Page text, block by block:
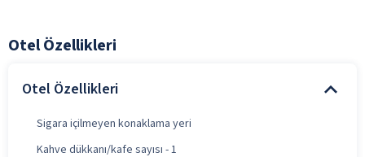
Otel Özellikleri
Otel Özellikleri
Sigara içilmeyen konaklama yeri
Kahve dükkanı/kafe sayısı - 1